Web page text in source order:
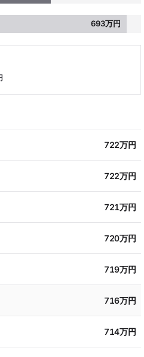
693万円
722万円
722万円
721万円
720万円
719万円
716万円
714万円